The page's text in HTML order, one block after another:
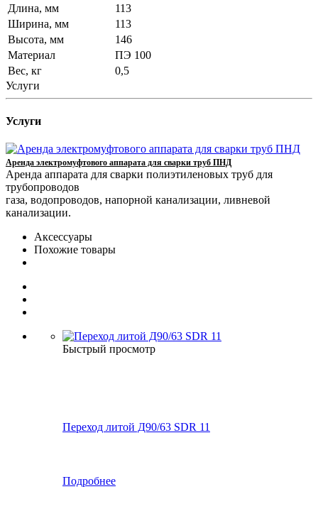
Длина, мм
113
Ширина, мм
113
Высота, мм
146
Материал
ПЭ 100
Вес, кг
0,5
Услуги
Услуги
Аренда электромуфтового аппарата для сварки труб ПНД
Аренда аппарата для сварки полиэтиленовых труб для
трубопроводов
газа, водопроводов, напорной канализации, ливневой
канализации.
Аксессуары
Похожие товары
Быстрый просмотр
Переход литой Д90/63 SDR 11
Подробнее